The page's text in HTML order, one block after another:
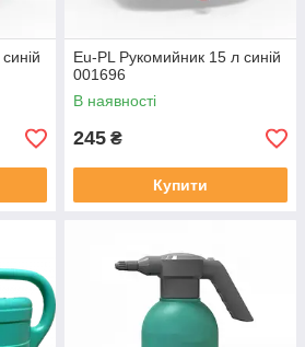
Eu-PL Рукомийник 15 л синій
001696
В наявності
245 ₴
Купити